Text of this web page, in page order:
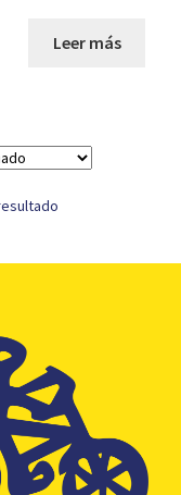
original
Leer más